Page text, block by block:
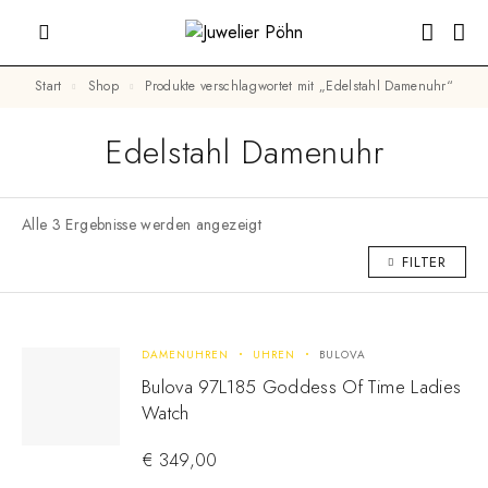
Start Shop Produkte verschlagwortet mit „Edelstahl Damenuhr“
Edelstahl Damenuhr
Alle 3 Ergebnisse werden angezeigt
FILTER
DAMENUHREN UHREN BULOVA
Bulova 97L185 Goddess Of Time Ladies
Watch
€ 349,00